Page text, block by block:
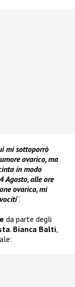
mi sottoporrò
ovarico, ma
in modo
Agosto, alle ore
ovarica, mi
“.
da parte degli
. Bianca Balti,